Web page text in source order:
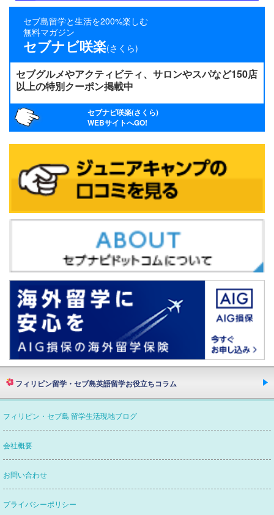
セブ島留学と生活を200%楽しむ
無料マガジン
セブナビ咲楽(さくら)
セブグルメやアクティビティ、サロンやスパなど150店
以上の特別クーポン掲載中
セブナビ咲楽(さくら)
WEBサイトへGO!
フィリピン留学・セブ島英語留学お役立ちコラム
セブ島留学英語の質とフィリピン人講師の本当
留学エージェントってどんな会社？
セブナビがおすすめなわけ
セブナビがつぶやく
賢い留学エージェントの選び方
フィリピン・セブ島英語留学
フィリピン・セブ島 留学生活現地ブログ
会社概要
お問い合わせ
プライバシーポリシー